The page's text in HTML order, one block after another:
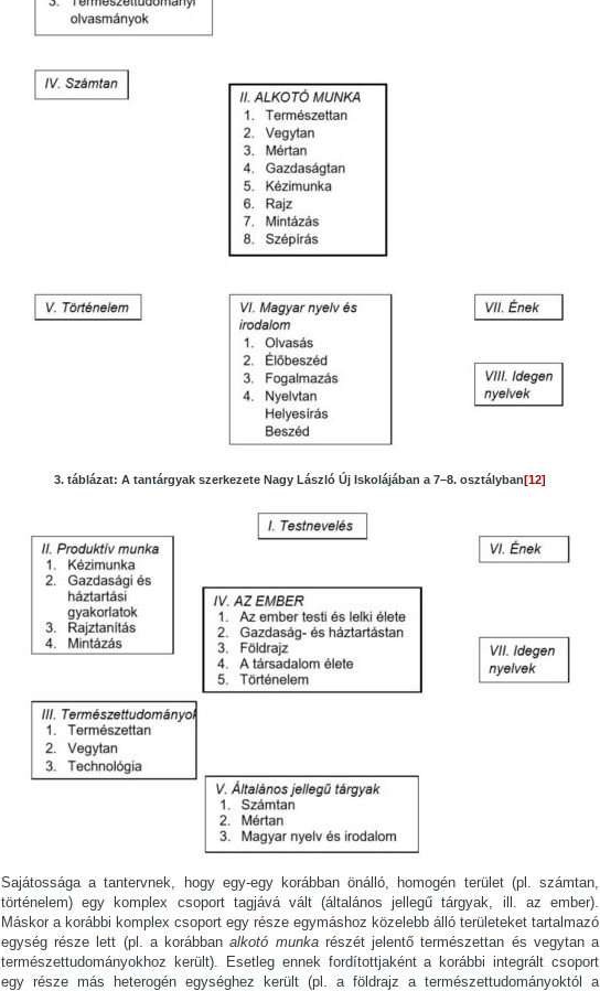
3. táblázat: A tantárgyak szerkezete Nagy László Új Iskolájában a 7–8. osztályban [12]
Sajátossága a tantervnek, hogy egy-egy korábban önálló, homogén terület (pl. számtan,
történelem) egy komplex csoport tagjává vált (általános jellegű tárgyak, ill. az ember).
Máskor a korábbi komplex csoport egy része egymáshoz közelebb álló területeket tartalmazó
egység része lett (pl. a korábbanalkotó munkarészét jelentő természettan és vegytan a
természettudományokhoz került). Esetleg ennek fordítottjaként a korábbi integrált csoport
egy része más heterogén egységhez került (pl. a földrajz a természettudományoktól a